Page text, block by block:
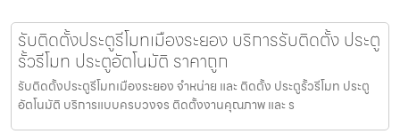
รับติดตั้งประตูรีโมทเมืองระยอง บริการรับติดตั้ง ประตู
รั้วรีโมท ประตูอัตโนมัติ ราคาถูก
รับติดตั้งประตูรีโมทเมืองระยอง จำหน่าย และ ติดตั้ง ประตูรั้วรีโมท ประตู
อัตโนมัติ บริการแบบครบวงจร ติดตั้งงานคุณภาพ และ ร